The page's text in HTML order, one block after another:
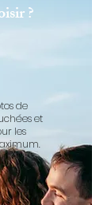
?
de
et
les